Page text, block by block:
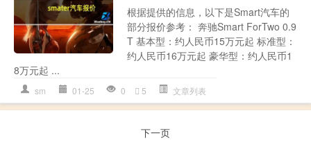
根据提供的信息，以下是Smart汽车的
部分报价参考： 奔驰Smart ForTwo 0.9
T 基本型：约人民币15万元起 标准型：
约人民币16万元起 豪华型：约人民币1
8万元起 ...
sm 01-25 0 5 文章列表
下一页